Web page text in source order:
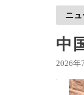
ニュ
中
2026年